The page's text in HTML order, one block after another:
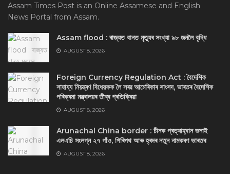
Assam Times Post is an Online Assamese and English
News Portal from Assam.
Assam flood : ৰাজ্যত বানত মৃত্যুৰ সংখ্যা ৯৮ জনলৈ বৃদ্ধি
AUGUST 8, 2026
Foreign Currency Regulation Act : বৈদেশিক
সাহায্য নিয়ন্ত্ৰণ বিধেয়কক লৈ সৰৱ আমেৰিকাৰ সাংসদ, ভাৰতৰ বৈদেশিক
পৰিক্ৰমা মন্ত্ৰালয়ৰ তীব্ৰ প্ৰতিক্ৰিয়া
AUGUST 8, 2026
Arunachal China border : চীনক প্ৰত্যাহ্বান জনাই
এলএচি সংলগ্ন ২৭ গাঁও, গিৰিপথ আৰু হ্ৰদৰ নতুন নামকৰণ ভাৰতৰ
AUGUST 8, 2026